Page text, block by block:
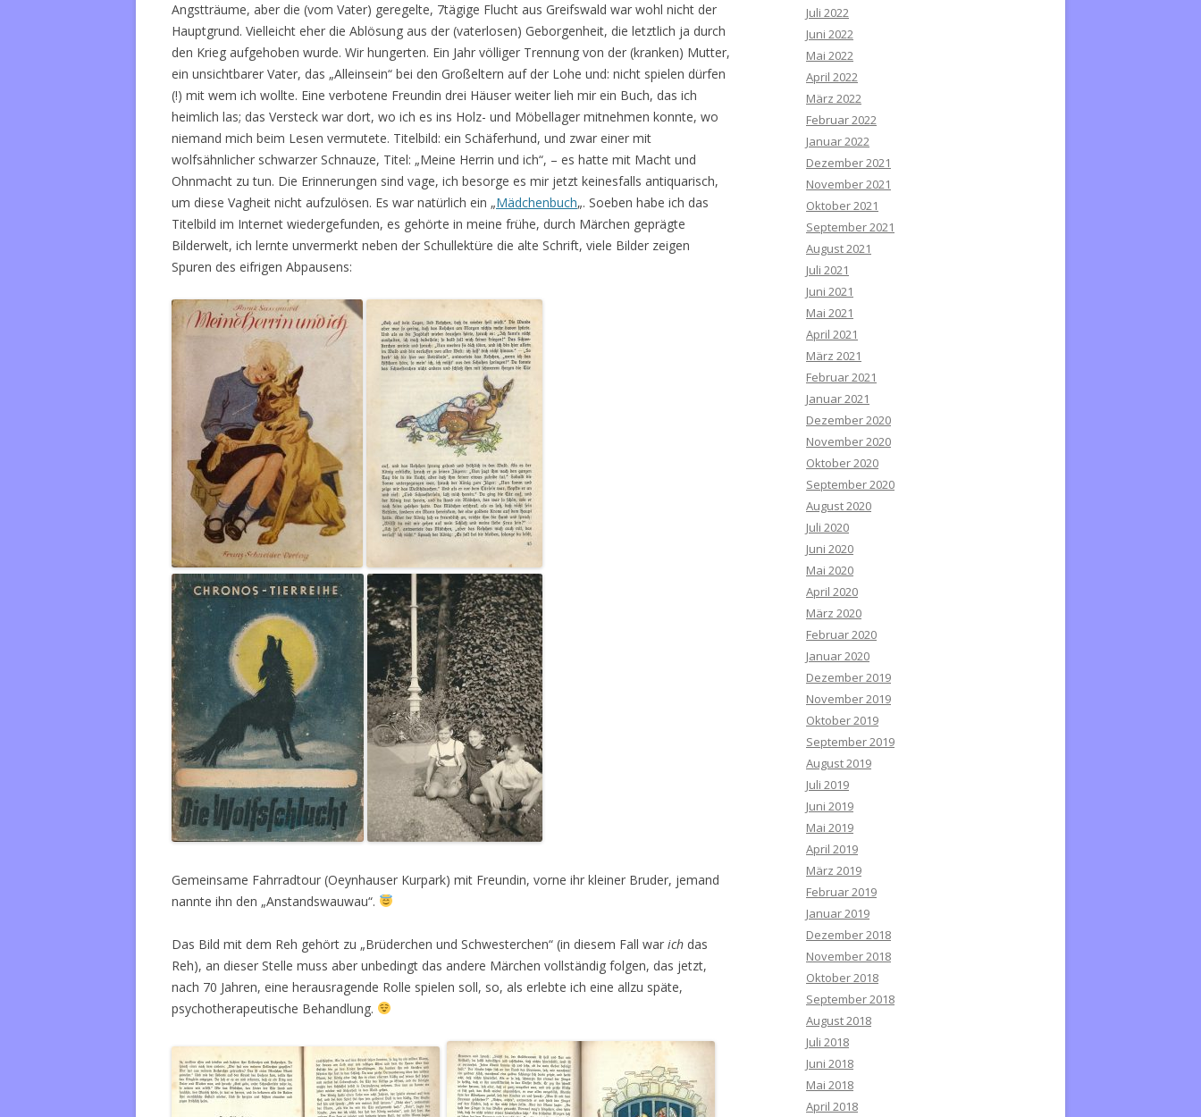
Angstträume, aber die (vom Vater) geregelte, 7tägige Flucht aus Greifswald war wohl nicht der
Hauptgrund. Vielleicht eher die Ablösung aus der (vaterlosen) Geborgenheit, die letztlich ja durch
den Krieg aufgehoben wurde. Wir hungerten. Ein Jahr völliger Trennung von der (kranken) Mutter,
ein unsichtbarer Vater, das „Alleinsein“ bei den Großeltern auf der Lohe und: nicht spielen dürfen
(!) mit wem ich wollte. Eine verbotene Freundin drei Häuser weiter lieh mir ein Buch, das ich
heimlich las; das Versteck war dort, wo ich es ins Holz- und Möbellager mitnehmen konnte, wo
niemand mich beim Lesen vermutete. Titelbild: ein Schäferhund, und zwar einer mit
wolfsähnlicher schwarzer Schnauze, Titel: „Meine Herrin und ich“, – es hatte mit Macht und
Ohnmacht zu tun. Die Erinnerungen sind vage, ich besorge es mir jetzt keinesfalls antiquarisch,
um diese Vagheit nicht aufzulösen. Es war natürlich ein „Mädchenbuch„. Soeben habe ich das
Titelbild im Internet wiedergefunden, es gehörte in meine frühe, durch Märchen geprägte
Bilderwelt, ich lernte unvermerkt neben der Schullektüre die alte Schrift, viele Bilder zeigen
Spuren des eifrigen Abpausens:
Gemeinsame Fahrradtour (Oeynhauser Kurpark) mit Freundin, vorne ihr kleiner Bruder, jemand
nannte ihn den „Anstandswauwau“.
Das Bild mit dem Reh gehört zu „Brüderchen und Schwesterchen“ (in diesem Fall war ich das
Reh), an dieser Stelle muss aber unbedingt das andere Märchen vollständig folgen, das jetzt,
nach 70 Jahren, eine herausragende Rolle spielen soll, so, als erlebte ich eine allzu späte,
psychotherapeutische Behandlung.
Juli 2022
Juni 2022
Mai 2022
April 2022
März 2022
Februar 2022
Januar 2022
Dezember 2021
November 2021
Oktober 2021
September 2021
August 2021
Juli 2021
Juni 2021
Mai 2021
April 2021
März 2021
Februar 2021
Januar 2021
Dezember 2020
November 2020
Oktober 2020
September 2020
August 2020
Juli 2020
Juni 2020
Mai 2020
April 2020
März 2020
Februar 2020
Januar 2020
Dezember 2019
November 2019
Oktober 2019
September 2019
August 2019
Juli 2019
Juni 2019
Mai 2019
April 2019
März 2019
Februar 2019
Januar 2019
Dezember 2018
November 2018
Oktober 2018
September 2018
August 2018
Juli 2018
Juni 2018
Mai 2018
April 2018